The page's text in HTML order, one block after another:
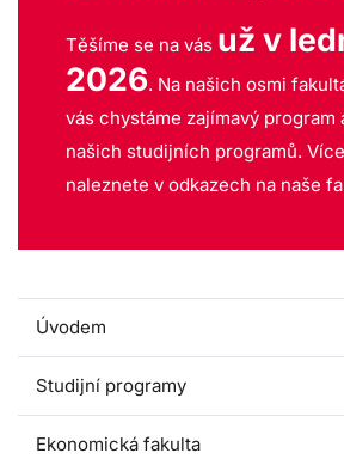
Těšíme se na vás už v
2026. Na našich osmi
vás chystáme zajímavý program
našich studijních programů.
naleznete v odkazech na naše
Úvodem
Studijní programy
Ekonomická fakulta